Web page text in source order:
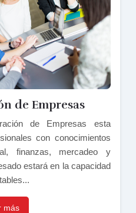
de Empresas
de Empresas esta
con conocimientos
finanzas, mercadeo y
estará en la capacidad
más